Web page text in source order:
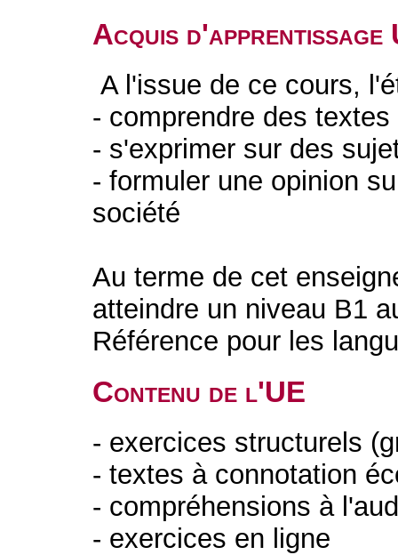
Acquis d'apprentissage
A l'issue de ce cours,
- comprendre des
- s'exprimer sur des
- formuler une opinion
société
Au terme de cet
atteindre un niveau B1
Référence pour les
Contenu de l'UE
- exercices structurels
- textes à connotation
- compréhensions à
- exercices en ligne